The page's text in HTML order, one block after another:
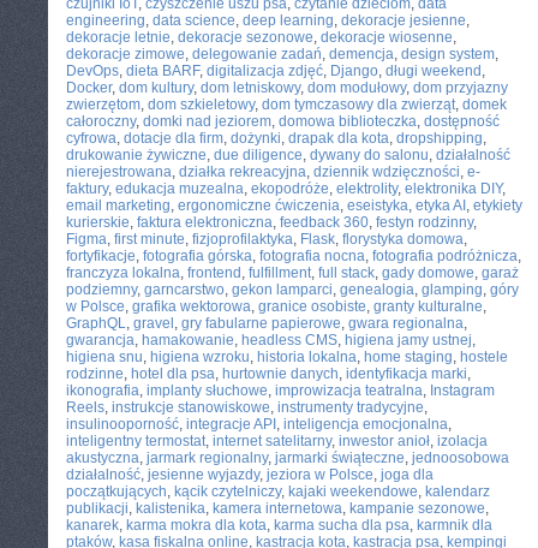
czujniki IoT, czyszczenie uszu psa, czytanie dzieciom, data
engineering, data science, deep learning, dekoracje jesienne,
dekoracje letnie, dekoracje sezonowe, dekoracje wiosenne,
dekoracje zimowe, delegowanie zadań, demencja, design system,
DevOps, dieta BARF, digitalizacja zdjęć, Django, długi weekend ,
Docker, dom kultury, dom letniskowy, dom modułowy, dom przyjazny
zwierzętom, dom szkieletowy, dom tymczasowy dla zwierząt, domek
całoroczny, domki nad jeziorem, domowa biblioteczka, dostępność
cyfrowa, dotacje dla firm, dożynki, drapak dla kota, dropshipping,
drukowanie żywiczne, due diligence, dywany do salonu, działalność
nierejestrowana, działka rekreacyjna, dziennik wdzięczności, e-
faktury, edukacja muzealna, ekopodróże, elektrolity, elektronika DIY,
email marketing, ergonomiczne ćwiczenia, eseistyka, etyka AI , etykiety
kurierskie, faktura elektroniczna, feedback 360, festyn rodzinny,
Figma, first minute, fizjoprofilaktyka, Flask, florystyka domowa,
fortyfikacje, fotografia górska, fotografia nocna, fotografia podróżnicza,
franczyza lokalna, frontend , fulfillment, full stack, gady domowe, garaż
podziemny, garncarstwo, gekon lamparci, genealogia, glamping, góry
w Polsce, grafika wektorowa, granice osobiste, granty kulturalne,
GraphQL, gravel , gry fabularne papierowe, gwara regionalna,
gwarancja, hamakowanie, headless CMS, higiena jamy ustnej,
higiena snu, higiena wzroku, historia lokalna, home staging, hostele
rodzinne, hotel dla psa, hurtownie danych, identyfikacja marki,
ikonografia, implanty słuchowe, improwizacja teatralna, Instagram
Reels, instrukcje stanowiskowe, instrumenty tradycyjne,
insulinooporność, integracje API , inteligencja emocjonalna,
inteligentny termostat, internet satelitarny, inwestor anioł, izolacja
akustyczna, jarmark regionalny, jarmarki świąteczne, jednoosobowa
działalność, jesienne wyjazdy, jeziora w Polsce, joga dla
początkujących, kącik czytelniczy, kajaki weekendowe, kalendarz
publikacji, kalistenika, kamera internetowa, kampanie sezonowe,
kanarek, karma mokra dla kota, karma sucha dla psa, karmnik dla
ptaków, kasa fiskalna online, kastracja kota, kastracja psa, kempingi